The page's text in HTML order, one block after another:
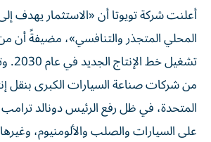
أعلنت شركة تويوتا أن «الاستثمار يهدف
المحلي المتجذر والتنافسي»، مضيفةً أن
من شركات صناعة السيارات الكبرى بنقل
المتحدة، في ظل رفع الرئيس دونالد ترامب
على السيارات والصلب والألومنيوم،